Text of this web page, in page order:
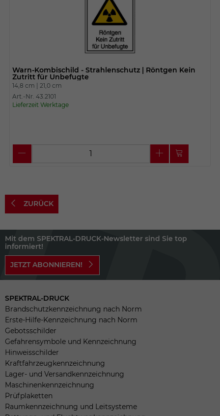
Warn-Kombischild - Strahlenschutz | Röntgen Kein
Zutritt für Unbefugte
14,8 cm | 21,0 cm
Art.-Nr. 43.2101
Lieferzeit Werktage
ZURÜCK
Mit dem SPEKTRAL-DRUCK-Newsletter sind Sie top
informiert!
JETZT ABONNIEREN!
SPEKTRAL-DRUCK
Brandschutzkennzeichnung nach Norm
Erste-Hilfe-Kennzeichnung nach Norm
Gebotsschilder
Gefahrensymbole und Kennzeichnung
Hinweisschilder
Kraftfahrzeugkennzeichnung
Lager- und Versandkennzeichnung
Maschinenkennzeichnung
Prüfplaketten
Raumkennzeichnung und Leitsysteme